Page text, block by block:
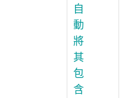
自
動
將
其
包
含